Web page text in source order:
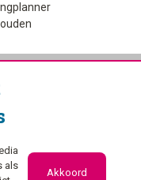
als
Akkoord